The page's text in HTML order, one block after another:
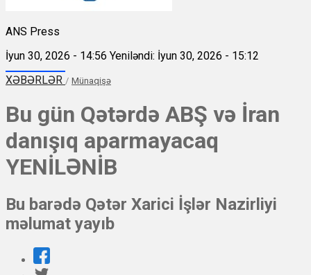
ANS Press
İyun 30, 2026 - 14:56 Yeniləndi: İyun 30, 2026 - 15:12
XƏBƏRLƏR / Münaqişə
Bu gün Qətərdə ABŞ və İran
danışıq aparmayacaq
YENİLƏNİB
Bu barədə Qətər Xarici İşlər Nazirliyi
məlumat yayıb